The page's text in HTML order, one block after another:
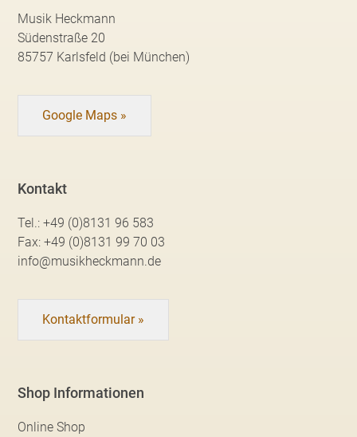
Musik Heckmann
Südenstraße 20
85757 Karlsfeld (bei München)
Google Maps »
Kontakt
Tel.:+49 (0)8131 96 583
Fax:+49 (0)8131 99 70 03
info@musikheckmann.de
Kontaktformular »
Shop Informationen
Online Shop